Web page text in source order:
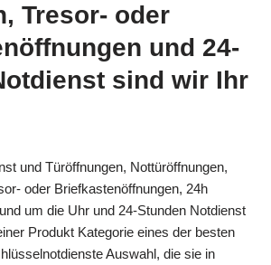
Tresor- oder
und 24-
sind wir Ihr
und Türöffnungen, Nottüröffnungen,
oder Briefkastenöffnungen, 24h
um die Uhr und 24-Stunden Notdienst
Produkt Kategorie eines der besten
Auswahl, die sie in